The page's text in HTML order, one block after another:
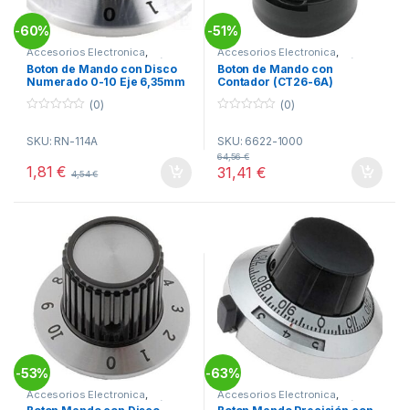
-60%
Accesorios Electronica,
Botones de Mando Electrónica
Boton de Mando con Disco
Numerado 0-10 Eje 6,35mm
u
(0)
SKU: RN-114A
1,81€ 4,54€
-51%
Accesorios Electronica,
Botones de Mando Electrónica
Boton de Mando con
Contador (CT26-6A)
u
t
o
f
(0)
SKU: 6622-1000
31,41€
64,56€
-53%
Accesorios Electronica
Botones de Mando Electrónica
-63%
Accesorios Electronica
Botones de Mando Electrónica